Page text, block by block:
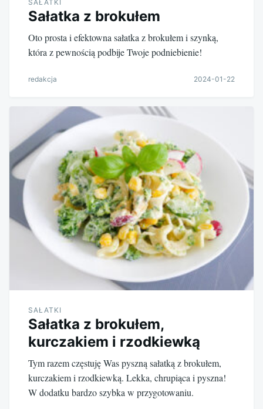
SAŁATKI
Sałatka z brokułem
Oto prosta i efektowna sałatka z brokułem i szynką,
która z pewnością podbije Twoje podniebienie!
redakcja 2024-01-22
SAŁATKI
Sałatka z brokułem,
kurczakiem i rzodkiewką
Tym razem częstuję Was pyszną sałatką z brokułem,
kurczakiem i rzodkiewką. Lekka, chrupiąca i pyszna!
W dodatku bardzo szybka w przygotowaniu.